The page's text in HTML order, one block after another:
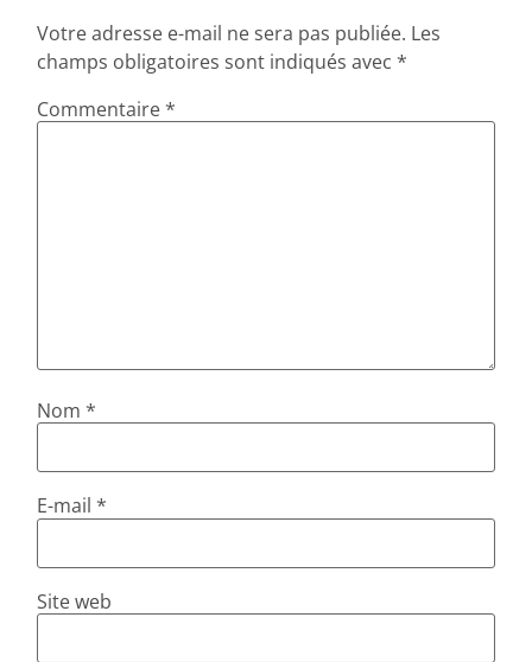
Votre adresse e-mail ne sera pas publiée. Les
champs obligatoires sont indiqués avec*
Commentaire*
Nom*
E-mail*
Site web